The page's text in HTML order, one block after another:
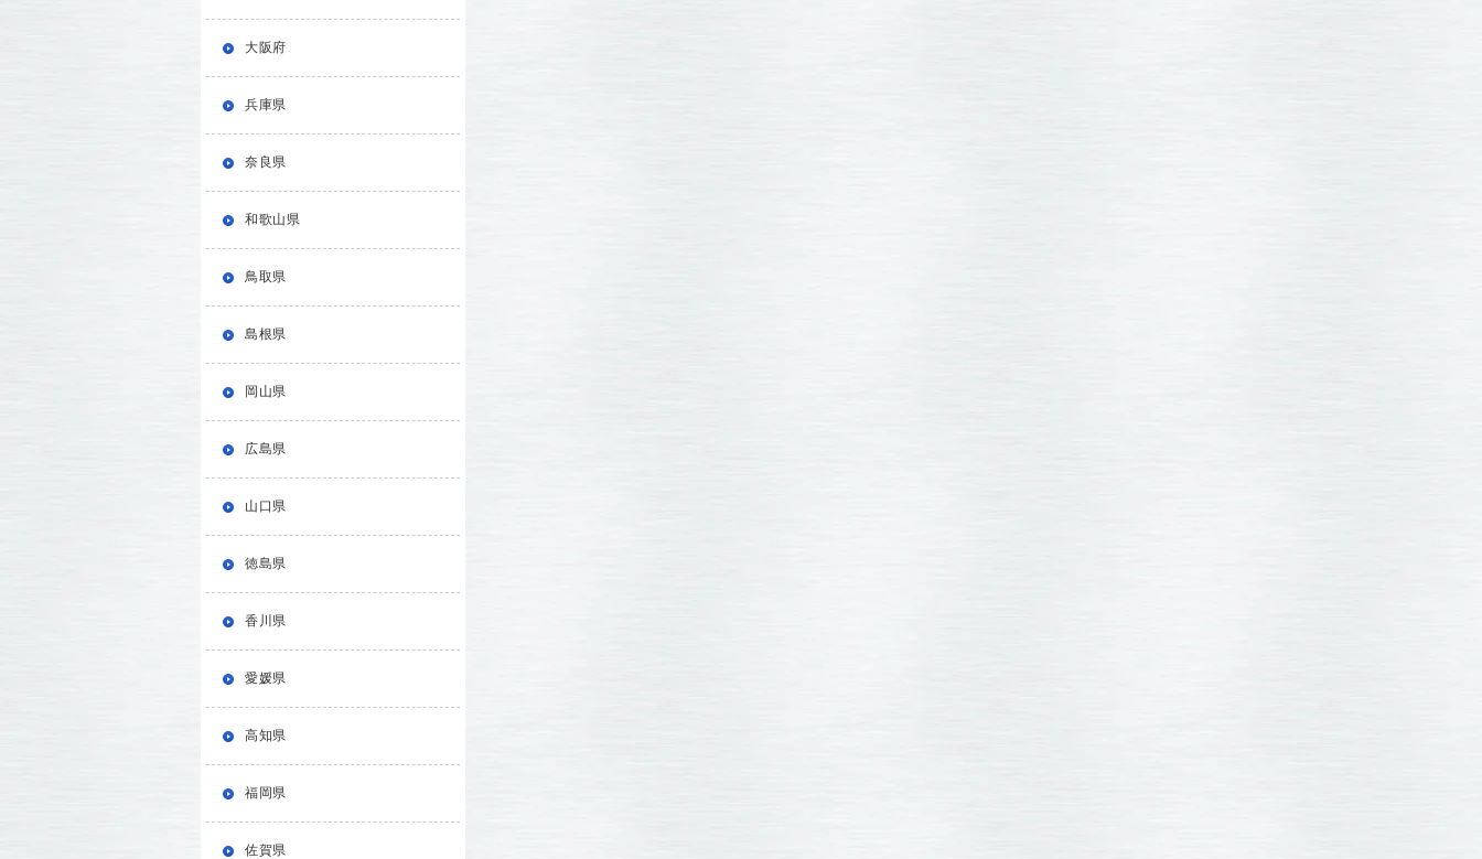
大阪府
兵庫県
奈良県
和歌山県
鳥取県
島根県
岡山県
広島県
山口県
徳島県
香川県
愛媛県
高知県
福岡県
佐賀県